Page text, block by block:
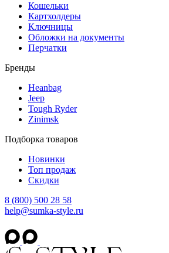
Кошельки
Картхолдеры
Ключницы
Обложки на документы
Перчатки
Бренды
Heanbag
Jeep
Tough Ryder
Zinimsk
Подборка товаров
Новинки
Топ продаж
Скидки
8 (800) 500 28 58
help@sumka-style.ru